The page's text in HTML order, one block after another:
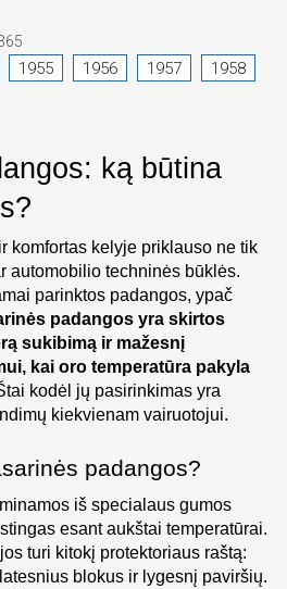
1955 1956 1957 1958
ką būtina
komfortas kelyje priklauso ne tik
automobilio techninės būklės.
parinktos padangos, ypač
padangos yra skirtos
sukibimą ir mažesnį
kai oro temperatūra pakyla
kodėl jų pasirinkimas yra
kiekvienam vairuotojui.
padangos?
iš specialaus gumos
esant aukštai temperatūrai.
turi kitokį protektoriaus raštą: